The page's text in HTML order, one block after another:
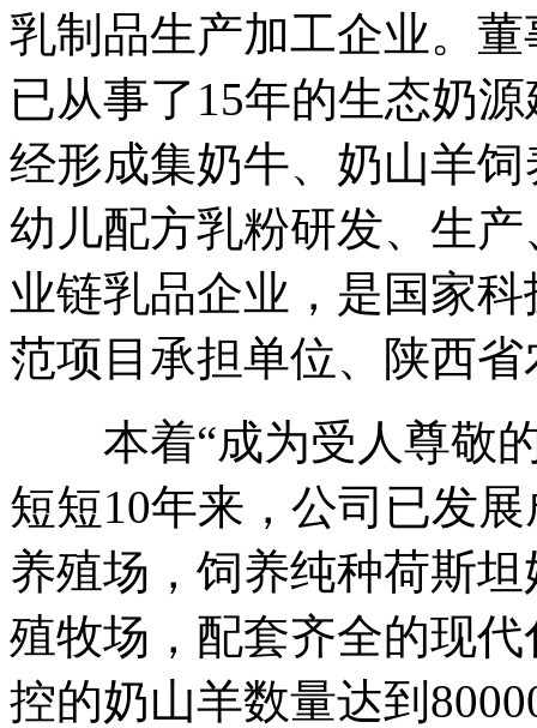
乳制品生产加工企业。
已从事了15年的生态奶
经形成集奶牛、奶山羊
幼儿配方乳粉研发、生
业链乳品企业，是国家
范项目承担单位、陕西
本着“成为受人尊敬的
短短10年来，公司已发
养殖场，饲养纯种荷斯
殖牧场，配套齐全的现
控的奶山羊数量达到